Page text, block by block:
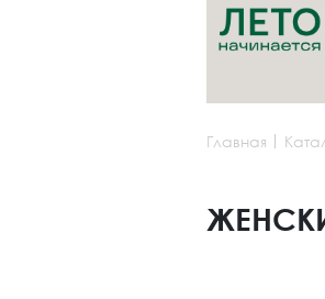
Новая
Новая
Главная